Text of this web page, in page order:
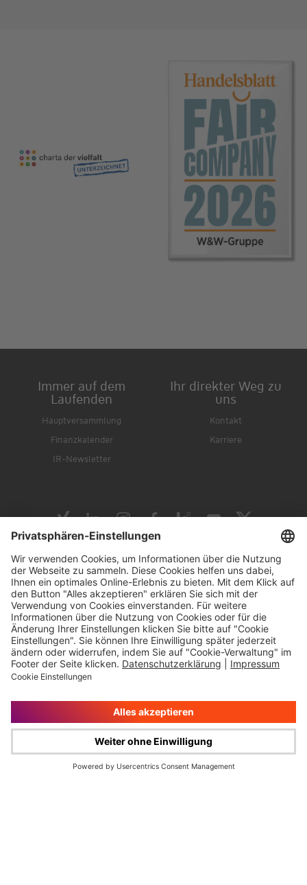
Immer auf dem
Laufenden
Hauptversammlung
Finanzkalender
IR-Newsletter
Ihr direkter Weg zu
uns
Kontakt
Karriere